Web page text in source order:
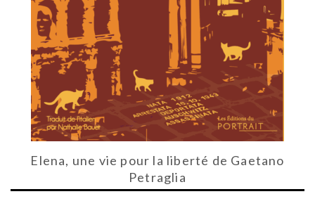
Elena, une vie pour la liberté de Gaetano
Petraglia